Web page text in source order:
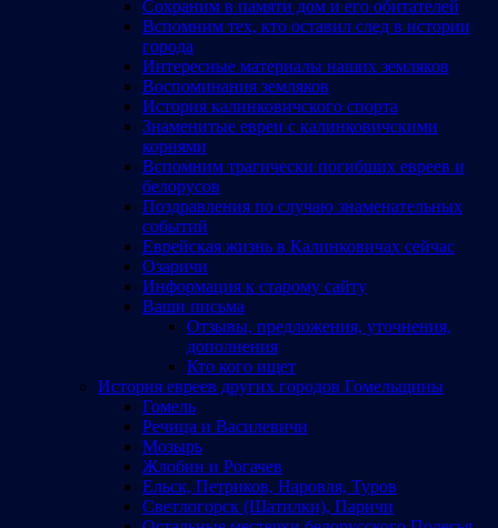
Сохраним в памяти дом и его обитателей
Вспомним тех, кто оставил след в истории
города
Интересные материалы наших земляков
Воспоминания земляков
История калинковичского спорта
Знаменитые евреи с калинковичскими
корнями
Вспомним трагически погибших евреев и
белорусов
Поздравления по случаю знаменательных
событий
Еврейская жизнь в Калинковичах сейчас
Озаричи
Информация к старому сайту
Ваши письма
Отзывы, предложения, уточнения,
дополнения
Кто кого ищет
История евреев других городов Гомельщины
Гомель
Речица и Василевичи
Мозырь
Жлобин и Рогачев
Ельск, Петриков, Наровля, Туров
Светлогорск (Шатилки), Паричи